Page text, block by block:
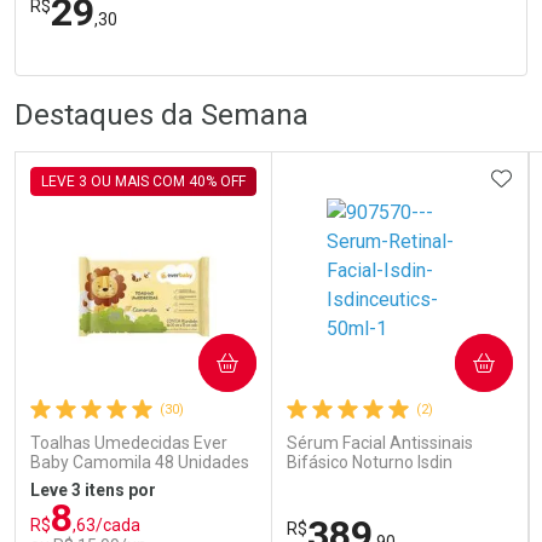
R$29,30
Laboratório
Ativar Desconto
Comprar sem Desconto
Por R$ 29,30/cada
Por Menos
Comprar sem Desconto
Por R$ 29,30/cada
Destaques da Semana
(30)
Toalhas Umedecidas Ever
Baby Camomila 48 Unidades
LEVE 3 OU MAIS COM 40% OFF
Leve 3 itens por
R$8,63/cada
COMPRAR
(2)
Sérum Facial Antissinais
Bifásico Noturno Isdin
R$
COMPRAR